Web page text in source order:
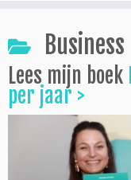
Business
Lees mijn boek
per jaar >